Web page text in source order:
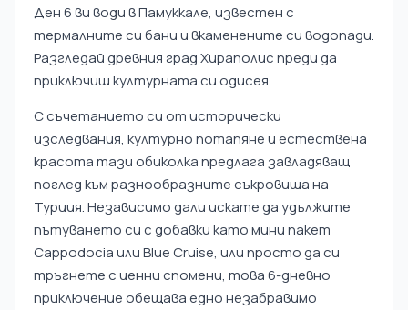
Ден 6 ви води в Памуккале, известен с
термалните си бани и вкаменените си водопади.
Разгледай древния град Хираполис преди да
приключиш културната си одисея.
С съчетанието си от исторически
изследвания, културно потапяне и естествена
красота тази обиколка предлага завладяващ
поглед към разнообразните съкровища на
Турция. Независимо дали искате да удължите
пътуването си с добавки като мини пакет
Cappodocia или Blue Cruise, или просто да си
тръгнете с ценни спомени, това 6-дневно
приключение обещава едно незабравимо